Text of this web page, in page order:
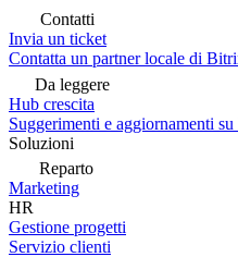
Contatti
Invia un ticket
Contatta un partner locale di
Da leggere
Hub crescita
Suggerimenti e aggiornamenti
Soluzioni
Reparto
Marketing
HR
Gestione progetti
Servizio clienti